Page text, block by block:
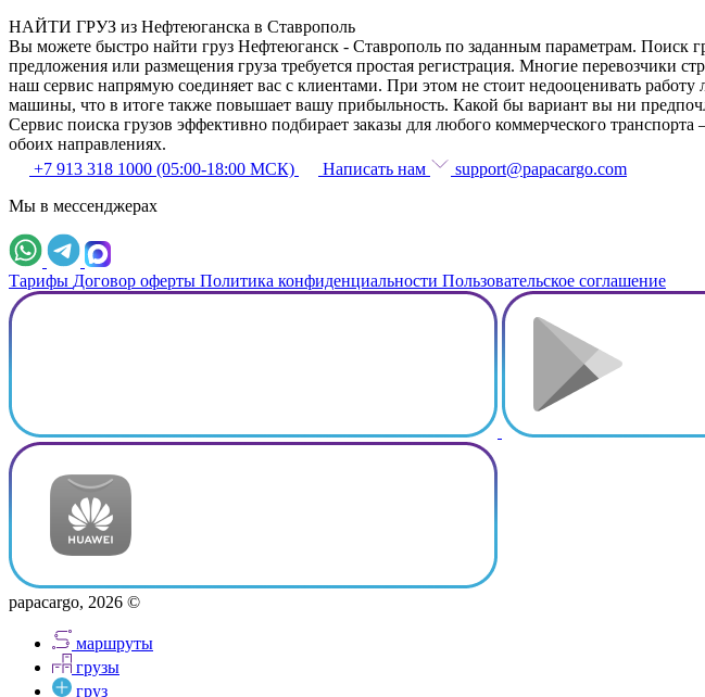
НАЙТИ ГРУЗ из Нефтеюганска в Ставрополь
Вы можете быстро найти груз Нефтеюганск - Ставрополь по заданным параметрам. Поиск
предложения или размещения груза требуется простая регистрация. Многие перевозчики
наш сервис напрямую соединяет вас с клиентами. При этом не стоит недооценивать
машины, что в итоге также повышает вашу прибыльность. Какой бы вариант вы ни
Сервис поиска грузов эффективно подбирает заказы для любого коммерческого
обоих направлениях.
+7 913 318 1000 (05:00-18:00 МСК)
Написать нам
support@papacargo.com
Мы в мессенджерах
Тарифы Договор оферты Политика конфиденциальности Пользовательское соглашение
papacargo, 2026 ©
маршруты
грузы
груз